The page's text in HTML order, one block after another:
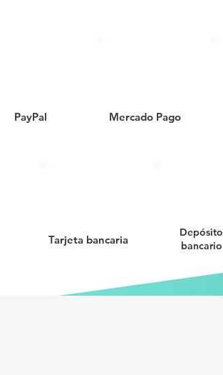
PayPal Mercado Pago
Tarjeta bancaria
Depósito
bancario